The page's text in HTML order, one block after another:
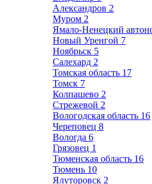
Александров 2
Муром 2
Ямало-Ненецкий
Новый Уренгой 7
Ноябрьск 5
Салехард 2
Томская область 17
Томск 7
Колпашево 2
Стрежевой 2
Вологодская область 16
Череповец 8
Вологда 6
Грязовец 1
Тюменская область 16
Тюмень 10
Ялуторовск 2